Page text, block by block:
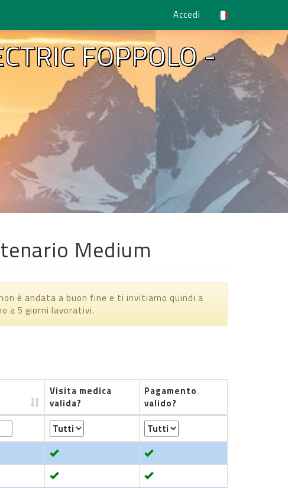
Accedi
FOPPOLO -
Medium
è andata a buon fine e ti invitiamo quindi a
a 5 giorni lavorativi.
Visita medica
valida?
Pagamento
valido?
Visita medica
valida?
Pagamento
valido?